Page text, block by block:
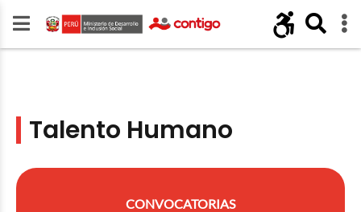
Talento Humano
CONVOCATORIAS